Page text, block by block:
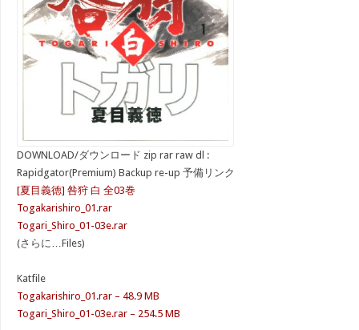
DOWNLOAD/ダウンロード zip rar raw dl :
Rapidgator(Premium) Backup re-up 予備リンク
[夏目義徳] 咎狩 白 全03巻
Togakarishiro_01.rar
Togari_Shiro_01-03e.rar
(さらに…Files)
Katfile
Togakarishiro_01.rar – 48.9 MB
Togari_Shiro_01-03e.rar – 254.5 MB